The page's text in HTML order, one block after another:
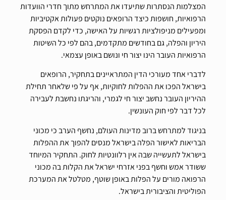
המצלמות הנסתרות שתיעדו את המתרחש מתוך חדרי הוועדות
הרפואיות, חושפות כיצד הרופאים נוקטים פעולות אקטיביות
ומפעילים מניפולציות רגשיות על האישה, כדי לקדם הפסקת
היריון והפלה, גם בחודשים מתקדמים, בהם לפי כל השיטות
הרפואיות העובר הינו יצור חי ונושם באופן עצמאי.
לדברי אחד מעורכי הדין המתראיינים בתחקיר, הרופאים
בישראל הפכו את ההפלות לחוקיות, אף על פי שלאחר תחילת
ההיריון העובר נחשב יצור חי לגמרי, והריגתו נחשבת לעבירה
לכל דבר לפי חוק העונשין.
בניגוד למתרחש ברוב מדינות העולם, נחשף הערב כי מכוני
הבריאות לאישור הפלה בישראל מנסים להפוך את ההפלות
בישראל לתעשייה שבה אין רלוונטיות לחוק. התחקיר המיוחד
ששודר אמש וחשף בפני אזרחי ישראל את הקלות בה מכוני
הרפואה מורים על הפלות באופן שוטף, מטלטל את המערכת
הפוליטית והציבורית בישראל.